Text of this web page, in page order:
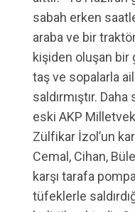
sabah erken
araba ve bir
kişiden oluşan bir
taş ve sopalarla
saldırmıştır. Daha
eski AKP
Zülfikar İzol’un
Cemal, Cihan,
karşı tarafa
tüfeklerle